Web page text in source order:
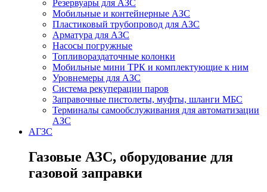
Резервуары для АЗС
Мобильные и контейнерные АЗС
Пластиковый трубопровод для АЗС
Арматура для АЗС
Насосы погружные
Топливораздаточные колонки
Мобильные мини ТРК и комплектующие к ним
Уровнемеры для АЗС
Система рекуперации паров
Заправочные пистолеты, муфты, шланги МБС
Терминалы самообслуживания для автоматизации
АЗС
АГЗС
Газовые АЗС, оборудование для
газовой заправки